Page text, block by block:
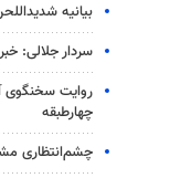
بیانیه
سردار جلالی:
چهارطبقه
چشم‌انتظاری